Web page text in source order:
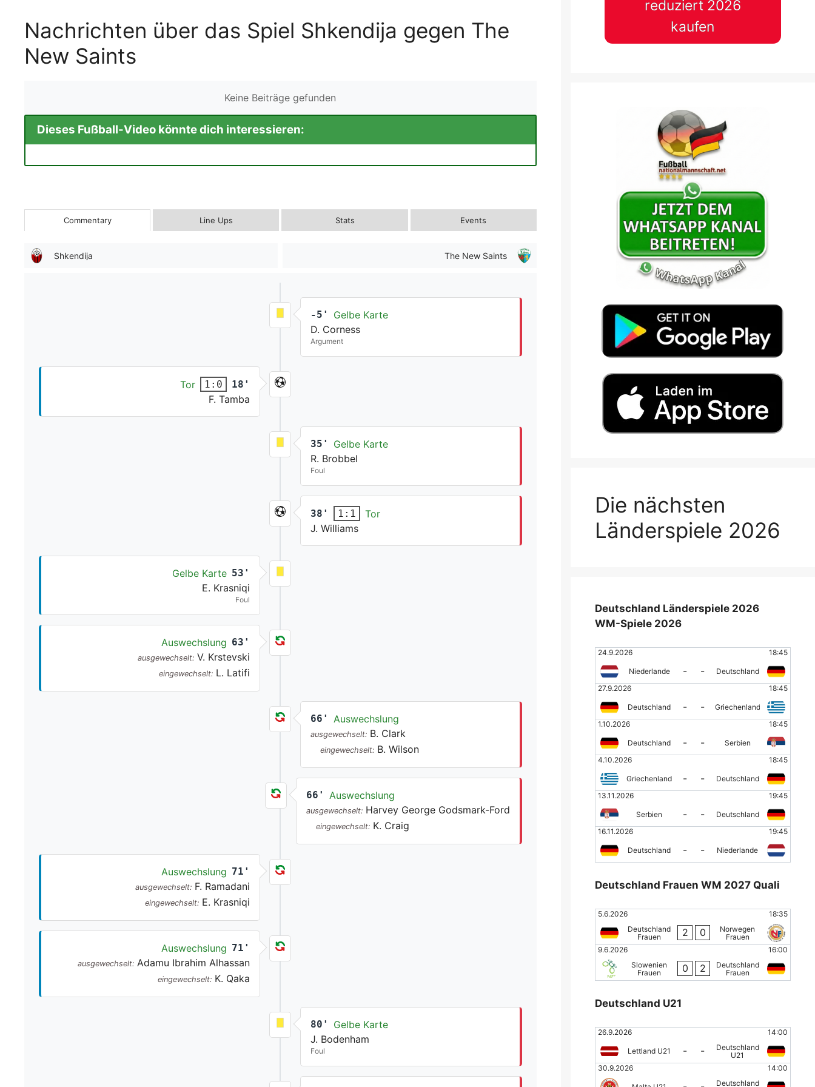
Nachrichten über das Spiel Shkendija gegen The
New Saints
Keine Beiträge gefunden
Dieses Fußball-Video könnte dich interessieren:
Commentary Line Ups Stats Events
Shkendija The New Saints
-5'
Gelbe Karte
D. Corness
Argument
Tor 1:0 18'
F. Tamba
35'
Gelbe Karte
R. Brobbel
Foul
38' 1:1
Tor
J. Williams
Gelbe Karte 53'
E. Krasniqi
Foul
Auswechslung 63'
ausgewechselt: V. Krstevski
eingewechselt: L. Latifi
66' Auswechslung
ausgewechselt: B. Clark
eingewechselt: B. Wilson
66' Auswechslung
ausgewechselt: Harvey George Godsmark-Ford
eingewechselt: K. Craig
Auswechslung 71'
ausgewechselt: F. Ramadani
eingewechselt: E. Krasniqi
Auswechslung 71'
ausgewechselt: Adamu Ibrahim Alhassan
eingewechselt: K. Qaka
80'
Gelbe Karte
J. Bodenham
Foul
reduziert 2026
kaufen
Die nächsten
Länderspiele 2026
Deutschland Länderspiele 2026
WM-Spiele 2026
24.9.2026 18:45
Niederlande - -
Deutschland
27.9.2026
18:45
Deutschland - -
Griechenland
1.10.2026
18:45
Deutschland - -
Serbien
4.10.2026
18:45
Griechenland - -
Deutschland
13.11.2026
19:45
Serbien - -
Deutschland
16.11.2026
19:45
Deutschland - - Niederlande
Deutschland Frauen WM 2027 Quali
5.6.2026
18:35
Deutschland
Frauen
2 0
Norwegen
Frauen
9.6.2026
16:00
Slowenien
Frauen
0 2
Deutschland
Frauen
Deutschland U21
26.9.2026 14:00
Lettland U21 - -
Deutschland
U21
30.9.2026
14:00
Deutschland